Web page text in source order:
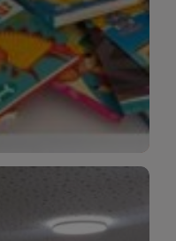
warto przeczytać